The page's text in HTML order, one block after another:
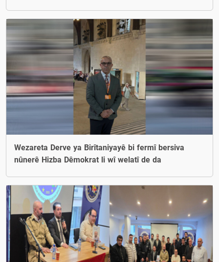
Wezareta Derve ya Birîtaniyayê bi fermî bersiva
nûnerê Hizba Dêmokrat li wî welatî de da